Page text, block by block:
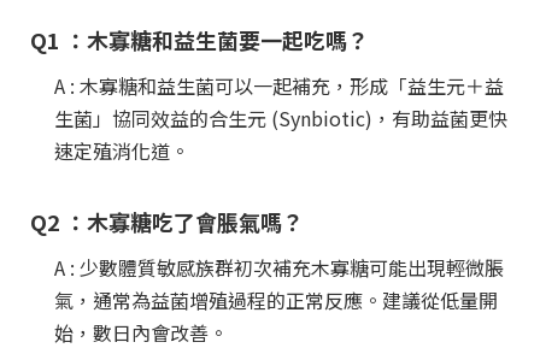
Q1 ：木寡糖和益生菌要一起吃嗎？
A : 木寡糖和益生菌可以一起補充，形成「益生元＋益
生菌」協同效益的合生元 (Synbiotic)，有助益菌更快
速定殖消化道。
Q2 ：木寡糖吃了會脹氣嗎？
A : 少數體質敏感族群初次補充木寡糖可能出現輕微脹
氣，通常為益菌增殖過程的正常反應。建議從低量開
始，數日內會改善。